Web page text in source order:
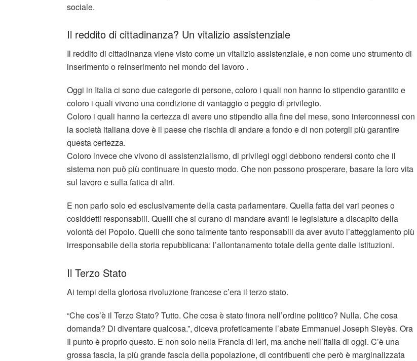
sociale.
Il reddito di cittadinanza? Un vitalizio assistenziale
Il reddito di cittadinanza viene visto come un vitalizio assistenziale, e non come uno strumento di
inserimento o reinserimento nel mondo del lavoro .
Oggi in Italia ci sono due categorie di persone, coloro i quali non hanno lo stipendio garantito e
coloro i quali vivono una condizione di vantaggio o peggio di privilegio.
Coloro i quali hanno la certezza di avere uno stipendio alla fine del mese, sono interconnessi con
la società italiana dove è il paese che rischia di andare a fondo e di non potergli più garantire
questa certezza.
Coloro invece che vivono di assistenzialismo, di privilegi oggi debbono rendersi conto che il
sistema non può più continuare in questo modo. Che non possono prosperare, basare la loro vita
sul lavoro e sulla fatica di altri.
E non parlo solo ed esclusivamente della casta parlamentare. Quella fatta dei vari peones o
cosiddetti responsabili. Quelli che si curano di mandare avanti le legislature a discapito della
volontà del Popolo. Quelli che sono talmente tanto responsabili da aver avuto l’atteggiamento più
irresponsabile della storia repubblicana: l’allontanamento totale della gente dalle istituzioni.
Il Terzo Stato
Ai tempi della gloriosa rivoluzione francese c’era il terzo stato.
“Che cos’è il Terzo Stato? Tutto. Che cosa è stato finora nell’ordine politico? Nulla. Che cosa
domanda? Di diventare qualcosa.”, diceva profeticamente l’abate Emmanuel Joseph Sieyès. Ora
Il punto è proprio questo. E non solo nella Francia di ieri, ma anche nell’Italia di oggi. C’è una
grossa fascia, la più grande fascia della popolazione, di contribuenti che però è marginalizzata